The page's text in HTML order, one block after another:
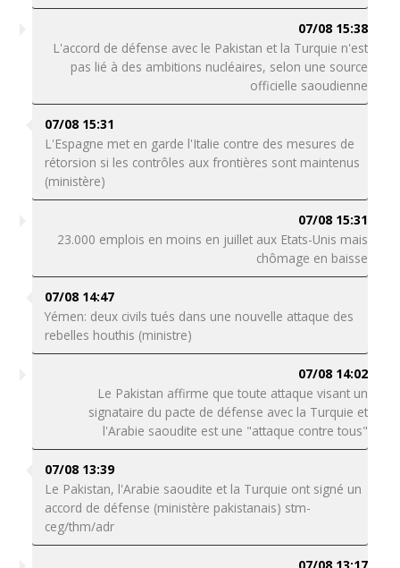
07/08 15:38
L'accord de défense avec le Pakistan et la Turquie n'est
pas lié à des ambitions nucléaires, selon une source
officielle saoudienne
07/08 15:31
L'Espagne met en garde l'Italie contre des mesures de
rétorsion si les contrôles aux frontières sont maintenus
(ministère)
07/08 15:31
23.000 emplois en moins en juillet aux Etats-Unis mais
chômage en baisse
07/08 14:47
Yémen: deux civils tués dans une nouvelle attaque des
rebelles houthis (ministre)
07/08 14:02
Le Pakistan affirme que toute attaque visant un
signataire du pacte de défense avec la Turquie et
l'Arabie saoudite est une "attaque contre tous"
07/08 13:39
Le Pakistan, l'Arabie saoudite et la Turquie ont signé un
accord de défense (ministère pakistanais) stm-
ceg/thm/adr